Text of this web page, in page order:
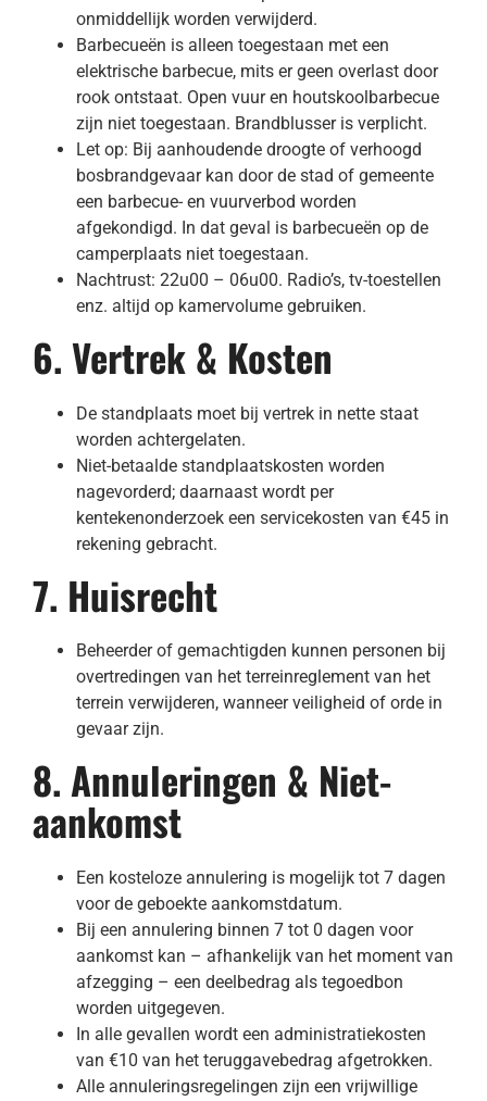
onmiddellijk worden verwijderd.
Barbecueën is alleen toegestaan met een
elektrische barbecue, mits er geen overlast door
rook ontstaat. Open vuur en houtskoolbarbecue
zijn niet toegestaan. Brandblusser is verplicht.
Let op: Bij aanhoudende droogte of verhoogd
bosbrandgevaar kan door de stad of gemeente
een barbecue- en vuurverbod worden
afgekondigd. In dat geval is barbecueën op de
camperplaats niet toegestaan.
Nachtrust: 22u00 – 06u00. Radio’s, tv-toestellen
enz. altijd op kamervolume gebruiken.
6. Vertrek & Kosten
De standplaats moet bij vertrek in nette staat
worden achtergelaten.
Niet-betaalde standplaatskosten worden
nagevorderd; daarnaast wordt per
kentekenonderzoek een servicekosten van €45 in
rekening gebracht.
7. Huisrecht
Beheerder of gemachtigden kunnen personen bij
overtredingen van het terreinreglement van het
terrein verwijderen, wanneer veiligheid of orde in
gevaar zijn.
8. Annuleringen & Niet-
aankomst
Een kosteloze annulering is mogelijk tot 7 dagen
voor de geboekte aankomstdatum.
Bij een annulering binnen 7 tot 0 dagen voor
aankomst kan – afhankelijk van het moment van
afzegging – een deelbedrag als tegoedbon
worden uitgegeven.
In alle gevallen wordt een administratiekosten
van €10 van het teruggavebedrag afgetrokken.
Alle annuleringsregelingen zijn een vrijwillige